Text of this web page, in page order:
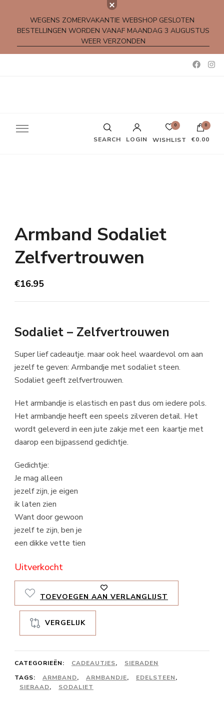
WEGENS ZOMERVAKANTIE WEBSHOP GESLOTEN
BESTELLINGEN WORDEN VANAF MAANDAG 3 AUGUSTUS
WEER VERZONDEN
SEARCH LOGIN
0
WISHLIST
0
€0.00
Armband Sodaliet
Zelfvertrouwen
€16.95
Sodaliet – Zelfvertrouwen
Super lief cadeautje. maar ook heel waardevol om aan
jezelf te geven: Armbandje met sodaliet steen.
Sodaliet geeft zelfvertrouwen.
Het armbandje is elastisch en past dus om iedere pols.
Het armbandje heeft een speels zilveren detail. Het
wordt geleverd in een jute zakje met een kaartje met
daarop een bijpassend gedichtje.
Gedichtje:
Je mag alleen
jezelf zijn, je eigen
ik laten zien
Want door gewoon
jezelf te zijn, ben je
een dikke vette tien
Uitverkocht
TOEVOEGEN AAN VERLANGLIJST
VERGELIJK
CATEGORIEËN: CADEAUTJES,
SIERADEN
TAGS:
ARMBAND, ARMBANDJE, EDELSTEEN,
SIERAAD, SODALIET